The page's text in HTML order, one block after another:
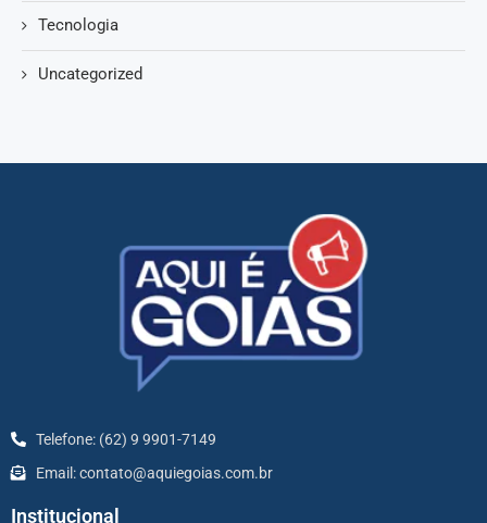
Tecnologia
Uncategorized
Telefone: (62) 9 9901-7149
Email: contato@aquiegoias.com.br
Institucional